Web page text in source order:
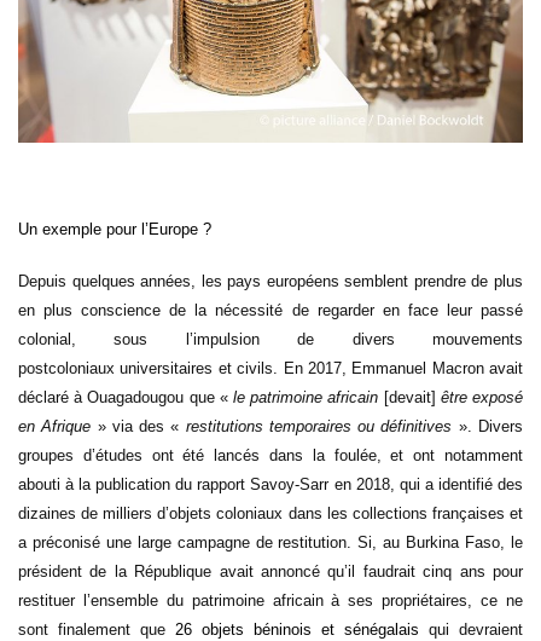
Un exemple pour l’Europe ?
Depuis quelques années, les pays européens semblent prendre de plus
en plus conscience de la nécessité de regarder en face leur passé
colonial, sous l’impulsion de divers mouvements
postcoloniaux universitaires et civils. En 2017, Emmanuel Macron avait
déclaré à Ouagadougou que « le patrimoine africain [devait] être exposé
en Afrique » via des « restitutions temporaires ou définitives ». Divers
groupes d’études ont été lancés dans la foulée, et ont notamment
abouti à la publication du rapport Savoy-Sarr en 2018, qui a identifié des
dizaines de milliers d’objets coloniaux dans les collections françaises et
a préconisé une large campagne de restitution. Si, au Burkina Faso, le
président de la République avait annoncé qu’il faudrait cinq ans pour
restituer l’ensemble du patrimoine africain à ses propriétaires, ce ne
sont finalement que 26 objets béninois et sénégalais qui devraient